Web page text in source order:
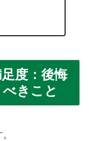
度：後悔
きこと